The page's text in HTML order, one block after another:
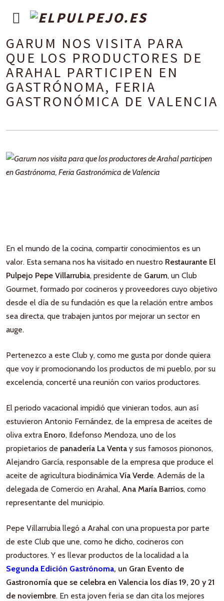
GARUM NOS VISITA PARA
QUE LOS PRODUCTORES DE
ARAHAL PARTICIPEN EN
GASTRÓNOMA, FERIA
GASTRONÓMICA DE VALENCIA
En el mundo de la cocina, compartir conocimientos es un
valor. Esta semana nos ha visitado en nuestro Restaurante El
Pulpejo Pepe Villarrubia, presidente de Garum, un Club
Gourmet, formado por cocineros y proveedores cuyo objetivo
desde el día de su fundación es que la relación entre ambos
sea directa, que trabajen juntos por mejorar un sector en
auge.
Pertenezco a este Club y, como me gusta por donde quiera
que voy ir promocionando los productos de mi pueblo, por su
excelencia, concerté una reunión con varios productores.
El periodo vacacional impidió que vinieran todos, aun así
estuvieron Antonio Fernández, de la empresa de aceites de
oliva extra Enoro, Ildefonso Mendoza, uno de los
propietarios de panadería La Venta y sus famosos piononos,
Alejandro García, responsable de la empresa que produce el
aceite de agricultura biodinámica Vía Verde. Además de la
delegada de Comercio en Arahal, Ana María Barrios, como
representante del municipio.
Pepe Villarrubia llegó a Arahal con una propuesta por parte
de este Club que une, como he dicho, cocineros con
productores. Y es llevar productos de la localidad a la
Segunda Edición Gastrónoma, un Gran Evento de
Gastronomía que se celebra en Valencia los días 19, 20 y 21
de noviembre. En esta joven feria se dan cita los mejores